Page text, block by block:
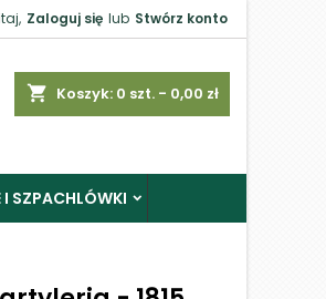
Zaloguj się lub Stwórz konto
shopping_cart Koszyk: 0 szt. - 0,00 zł
I SZPACHLÓWKI